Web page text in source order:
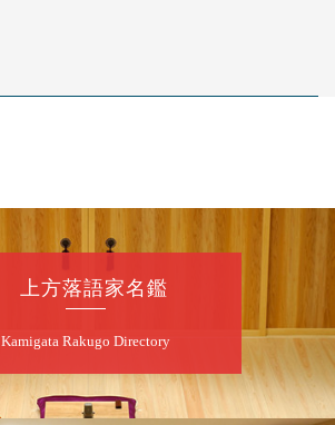
上方落語家名鑑
Kamigata Rakugo Directory